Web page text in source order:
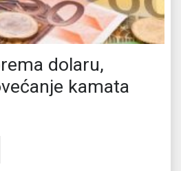
dolaru,
kamata